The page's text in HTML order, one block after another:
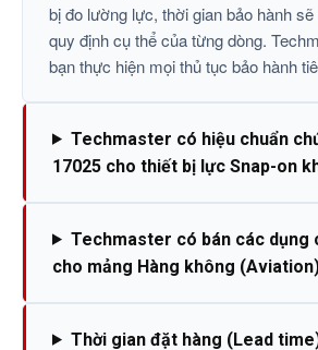
bị đo lường lực, thời gian bảo hành
quy định cụ thể của từng dòng.
bạn thực hiện mọi thủ tục bảo hành
Techmaster có hiệu chuẩn
17025 cho thiết bị lực Snap-on
Techmaster có bán các dụng
cho mảng Hàng không
Thời gian đặt hàng (Lead